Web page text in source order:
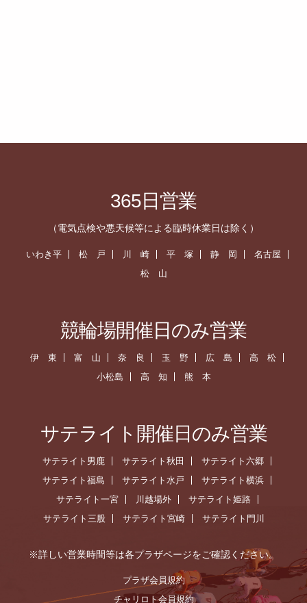
365日営業
（電気点検や悪天候等による臨時休業日は除く）
いわき平 松 戸 川 崎 平 塚 静 岡
名古屋
松 山
競輪場開催日のみ営業
伊 東 富 山 奈 良 玉 野 広 島
高 松
小松島
高 知 熊 本
サテライト開催日のみ営業
サテライト男鹿 サテライト秋田
サテライト六郷
サテライト福島
サテライト水戸
サテライト横浜
サテライト一宮
川越場外
サテライト姫路
サテライト三股
サテライト宮崎 サテライト門川
※詳しい営業時間等は各プラザページをご確認ください。
プラザ会員規約
チャリロト会員規約